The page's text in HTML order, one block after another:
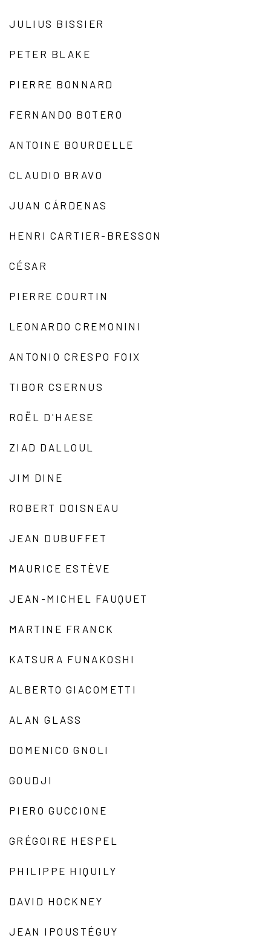
JULIUS BISSIER
PETER BLAKE
PIERRE BONNARD
FERNANDO BOTERO
ANTOINE BOURDELLE
CLAUDIO BRAVO
JUAN CÁRDENAS
HENRI CARTIER-BRESSON
CÉSAR
PIERRE COURTIN
LEONARDO CREMONINI
ANTONIO CRESPO FOIX
TIBOR CSERNUS
ROËL D'HAESE
ZIAD DALLOUL
JIM DINE
ROBERT DOISNEAU
JEAN DUBUFFET
MAURICE ESTÈVE
JEAN-MICHEL FAUQUET
MARTINE FRANCK
KATSURA FUNAKOSHI
ALBERTO GIACOMETTI
ALAN GLASS
DOMENICO GNOLI
GOUDJI
PIERO GUCCIONE
GRÉGOIRE HESPEL
PHILIPPE HIQUILY
DAVID HOCKNEY
JEAN IPOUSTÉGUY